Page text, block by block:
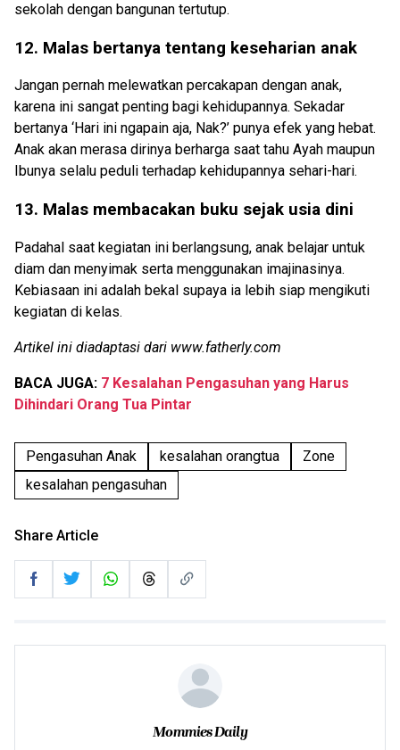
sekolah dengan bangunan tertutup.
12. Malas bertanya tentang keseharian anak
Jangan pernah melewatkan percakapan dengan anak,
karena ini sangat penting bagi kehidupannya. Sekadar
bertanya ‘Hari ini ngapain aja, Nak?’ punya efek yang hebat.
Anak akan merasa dirinya berharga saat tahu Ayah maupun
Ibunya selalu peduli terhadap kehidupannya sehari-hari.
13. Malas membacakan buku sejak usia dini
Padahal saat kegiatan ini berlangsung, anak belajar untuk
diam dan menyimak serta menggunakan imajinasinya.
Kebiasaan ini adalah bekal supaya ia lebih siap mengikuti
kegiatan di kelas.
Artikel ini diadaptasi dari www.fatherly.com
BACA JUGA: 7 Kesalahan Pengasuhan yang Harus
Dihindari Orang Tua Pintar
Pengasuhan Anak kesalahan orangtua
Zone
kesalahan pengasuhan
Share Article
Mommies Daily